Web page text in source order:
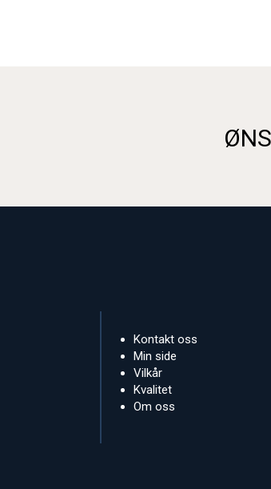
Kontakt oss
Min side
Vilkår
Kvalitet
Om oss